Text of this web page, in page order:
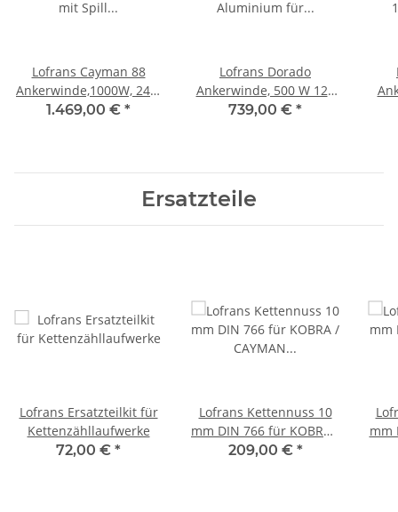
Lofrans Cayman 88
Ankerwinde,1000W, 24 V
mit Spill Aluminium für
1.469,00 € *
Lofrans Dorado
Ankerwinde, 500 W 12V
Aluminium für 6mm
739,00 € *
Ersatzteile
Lofrans Ersatzteilkit für
Kettenzähllaufwerke
72,00 € *
Lofrans Kettennuss 10
mm DIN 766 für KOBRA /
CAYMAN / TIGRES /
209,00 € *
mm